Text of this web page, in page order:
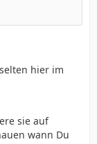
hier im
sie auf
wann Du